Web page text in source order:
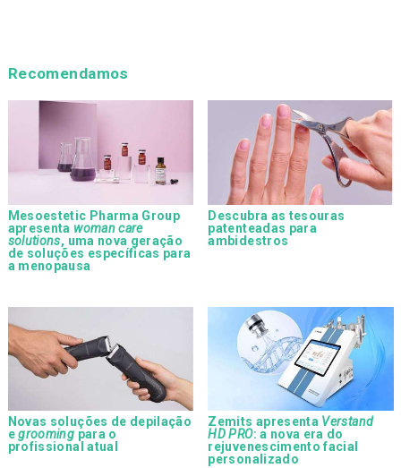
Recomendamos
Mesoestetic Pharma Group
apresenta woman care
solutions, uma nova geração
de soluções específicas para
a menopausa
Descubra as tesouras
patenteadas para
ambidestros
Novas soluções de depilação
egrooming para o
profissional atual
Zemits apresenta Verstand
HD PRO: a nova era do
rejuvenescimento facial
personalizado